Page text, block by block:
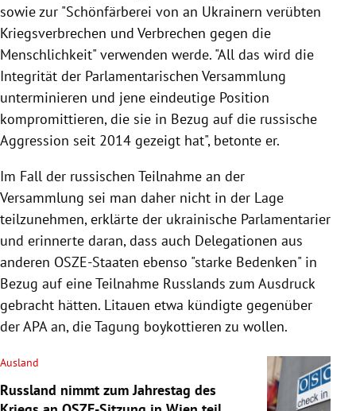
sowie zur "Schönfärberei von an Ukrainern verübten
Kriegsverbrechen und Verbrechen gegen die
Menschlichkeit" verwenden werde. "All das wird die
Integrität der Parlamentarischen Versammlung
unterminieren und jene eindeutige Position
kompromittieren, die sie in Bezug auf die russische
Aggression seit 2014 gezeigt hat", betonte er.
Im Fall der russischen Teilnahme an der
Versammlung sei man daher nicht in der Lage
teilzunehmen, erklärte der ukrainische Parlamentarier
und erinnerte daran, dass auch Delegationen aus
anderen OSZE-Staaten ebenso "starke Bedenken" in
Bezug auf eine Teilnahme Russlands zum Ausdruck
gebracht hätten. Litauen etwa kündigte gegenüber
der APA an, die Tagung boykottieren zu wollen.
Ausland
Russland nimmt zum Jahrestag des